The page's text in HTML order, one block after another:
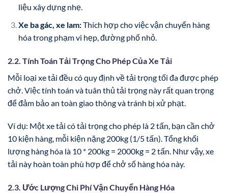
liệu xây dựng nhẹ.
Xe ba gác, xe lam:Thích hợp cho việc vận chuyển hàng
hóa trong phạm vi hẹp, đường phố nhỏ.
2.2. Tính Toán Tải Trọng Cho Phép Của Xe Tải
Mỗi loại xe tải đều có quy định về tải trọng tối đa được phép
chở. Việc tính toán và tuân thủ tải trọng này rất quan trọng
để đảm bảo an toàn giao thông và tránh bị xử phạt.
Ví dụ: Một xe tải có tải trọng cho phép là 2 tấn, bạn cần chở
10 kiện hàng, mỗi kiện nặng 200kg (1/5 tấn). Tổng khối
lượng hàng hóa là 10 * 200kg = 2000kg = 2 tấn. Như vậy, xe
tải này hoàn toàn phù hợp để chở số hàng hóa này.
2.3. Ước Lượng Chi Phí Vận Chuyển Hàng Hóa